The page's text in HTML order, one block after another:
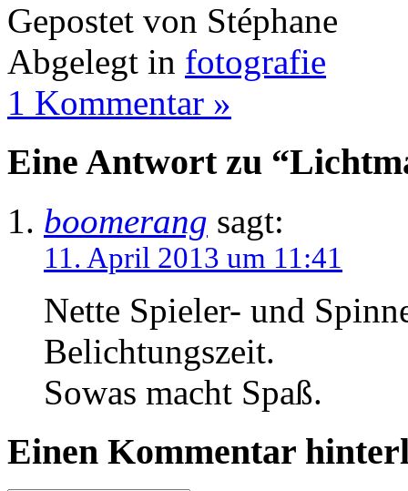
Gepostet von Stéphane
Abgelegt in fotografie
1 Kommentar »
Eine Antwort zu
boomerang sagt:
11. April 2013 um 11:41
Nette Spieler- und
Belichtungszeit.
Sowas macht Spaß.
Einen Kommentar